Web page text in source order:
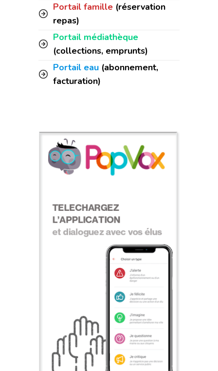
Portail famille (réservation
repas)
Portail médiathèque
(collections, emprunts)
Portail eau (abonnement,
facturation)